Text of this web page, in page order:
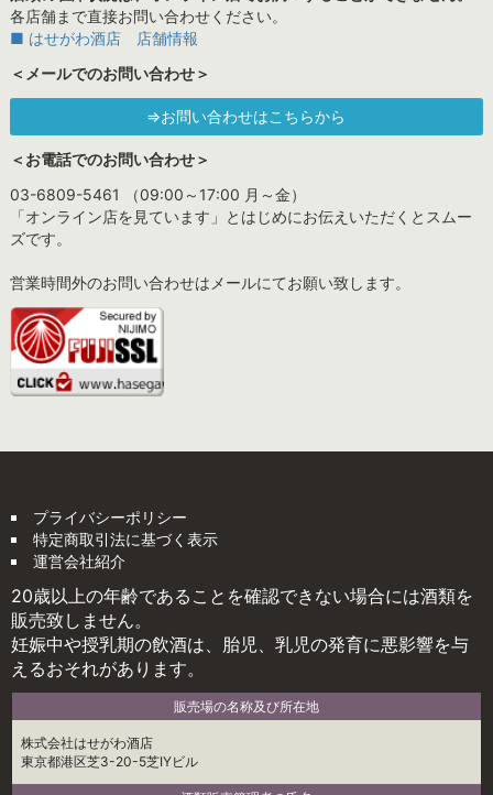
各店舗まで直接お問い合わせください。
■ はせがわ酒店 店舗情報
＜メールでのお問い合わせ＞
⇒お問い合わせはこちらから
＜お電話でのお問い合わせ＞
03-6809-5461 （09:00～17:00 月～金）
「オンライン店を見ています」とはじめにお伝えいただくとスムー
ズです。
営業時間外のお問い合わせはメールにてお願い致します。
プライバシーポリシー
特定商取引法に基づく表示
運営会社紹介
20歳以上の年齢であることを確認できない場合には酒類を
販売致しません。
妊娠中や授乳期の飲酒は、胎児、乳児の発育に悪影響を与
えるおそれがあります。
販売場の名称及び所在地
株式会社はせがわ酒店
東京都港区芝3-20-5芝IYビル